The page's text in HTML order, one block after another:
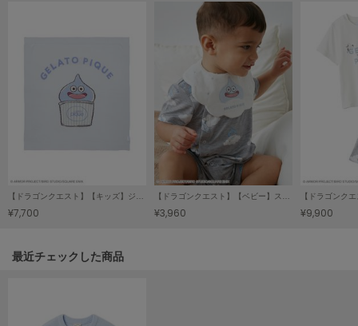
LILY BROWN Lingerie
リリーブラウンランジェリー
LITTLE UNION TOKYO
made of Organics
メイドオブオーガニクス
ミチュ コケット
【ドラゴンクエスト】【キッズ】ジャガードブランケット
¥7,700
【ドラゴンクエスト】【ベビー】スカラップスタイ
¥3,960 ¥9,900
関連記事
最近チェックした商品